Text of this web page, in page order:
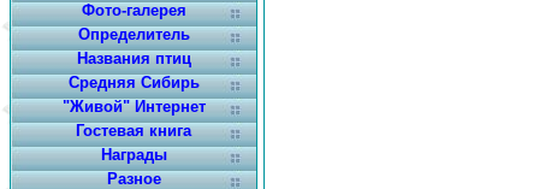
Фото-галерея
Определитель
Названия птиц
Средняя Сибирь
"Живой" Интернет
Гостевая книга
Награды
Разное